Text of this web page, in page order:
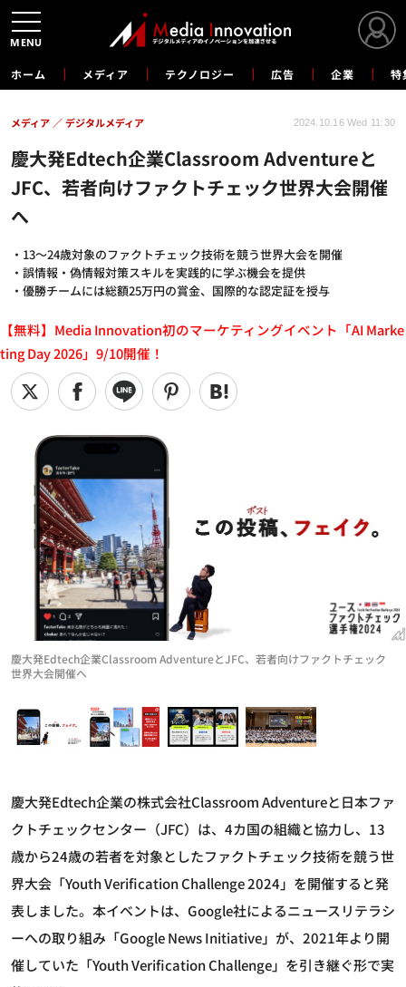
ホーム メディア テクノロジー 広告 企業 特
慶大発Edtech企業Classroom Adventureと
JFC、若者向けファクトチェック世界大会開催
へ
・13～24歳対象のファクトチェック技術を競う世界大会を開催
・誤情報・偽情報対策スキルを実践的に学ぶ機会を提供
・優勝チームには総額25万円の賞金、国際的な認定証を授与
メディア デジタルメディア 2024.10.16 Wed 11:30
【無料】Media Innovation初のマーケティングイベント「AI Marke
ting Day 2026」9/10開催！
慶大発Edtech企業Classroom AdventureとJFC、若者向けファクトチェック
世界大会開催へ
慶大発Edtech企業の株式会社Classroom Adventureと日本ファ
クトチェックセンター（JFC）は、4カ国の組織と協力し、13
歳から24歳の若者を対象としたファクトチェック技術を競う世
界大会「Youth Verification Challenge 2024」を開催すると発
表しました。本イベントは、Google社によるニュースリテラシ
ーへの取り組み「Google News Initiative」が、2021年より開
催していた「Youth Verification Challenge」を引き継ぐ形で実
MENU